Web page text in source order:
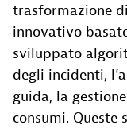
trasformazione
innovativo
sviluppato
degli incidenti,
guida, la
consumi. Queste